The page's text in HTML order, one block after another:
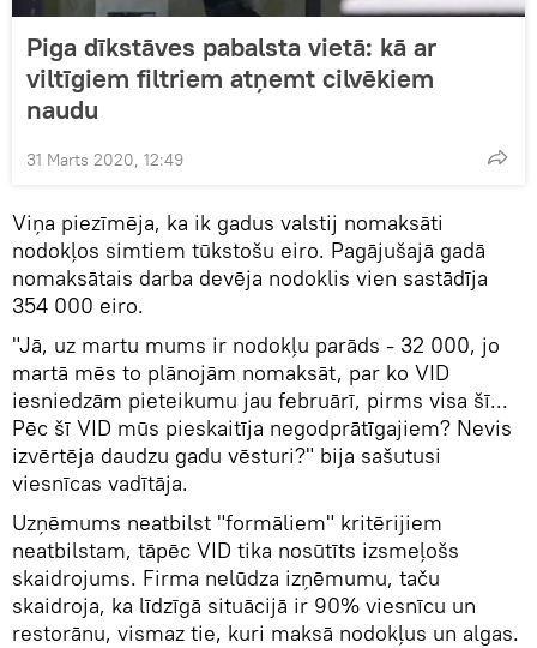
Piga dīkstāves pabalsta vietā: kā ar
viltīgiem filtriem atņemt cilvēkiem
naudu
31 Marts 2020, 12:49
Viņa piezīmēja, ka ik gadus valstij nomaksāti
nodokļos simtiem tūkstošu eiro. Pagājušajā gadā
nomaksātais darba devēja nodoklis vien sastādīja
354 000 eiro.
"Jā, uz martu mums ir nodokļu parāds - 32 000, jo
martā mēs to plānojām nomaksāt, par ko VID
iesniedzām pieteikumu jau februārī, pirms visa šī...
Pēc šī VID mūs pieskaitīja negodprātīgajiem? Nevis
izvērtēja daudzu gadu vēsturi?" bija sašutusi
viesnīcas vadītāja.
Uzņēmums neatbilst "formāliem" kritērijiem
neatbilstam, tāpēc VID tika nosūtīts izsmeļošs
skaidrojums. Firma nelūdza izņēmumu, taču
skaidroja, ka līdzīgā situācijā ir 90% viesnīcu un
restorānu, vismaz tie, kuri maksā nodokļus un algas.